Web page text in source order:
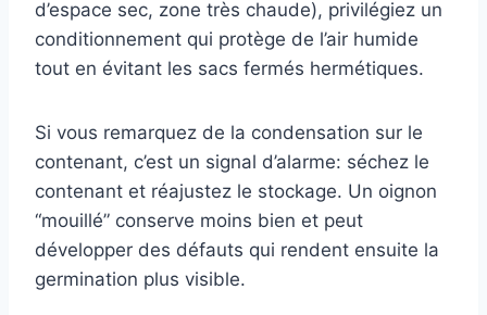
d’espace sec, zone très chaude), privilégiez un
conditionnement qui protège de l’air humide
tout en évitant les sacs fermés hermétiques.
Si vous remarquez de la condensation sur le
contenant, c’est un signal d’alarme: séchez le
contenant et réajustez le stockage. Un oignon
“mouillé” conserve moins bien et peut
développer des défauts qui rendent ensuite la
germination plus visible.